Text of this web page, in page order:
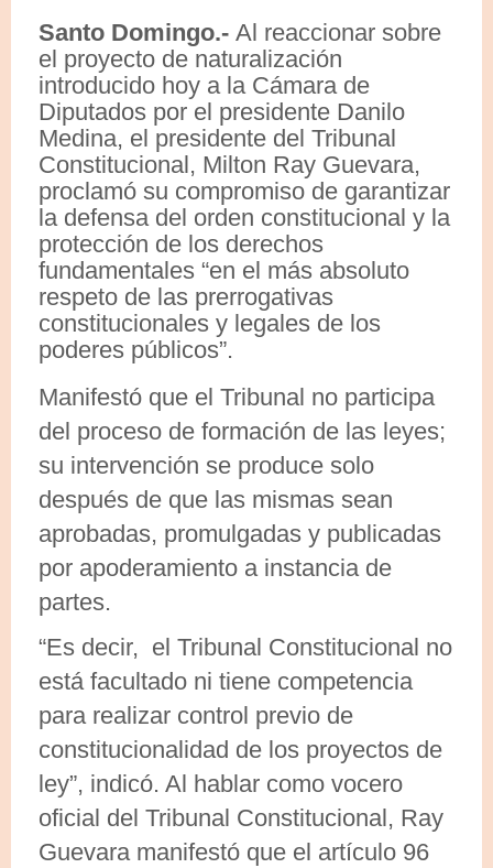
Santo Domingo.- Al reaccionar sobre
el proyecto de naturalización
introducido hoy a la Cámara de
Diputados por el presidente Danilo
Medina, el presidente del Tribunal
Constitucional, Milton Ray Guevara,
proclamó su compromiso de garantizar
la defensa del orden constitucional y la
protección de los derechos
fundamentales “en el más absoluto
respeto de las prerrogativas
constitucionales y legales de los
poderes públicos”.
Manifestó que el Tribunal no participa
del proceso de formación de las leyes;
su intervención se produce solo
después de que las mismas sean
aprobadas, promulgadas y publicadas
por apoderamiento a instancia de
partes.
“Es decir, el Tribunal Constitucional no
está facultado ni tiene competencia
para realizar control previo de
constitucionalidad de los proyectos de
ley”, indicó. Al hablar como vocero
oficial del Tribunal Constitucional, Ray
Guevara manifestó que el artículo 96